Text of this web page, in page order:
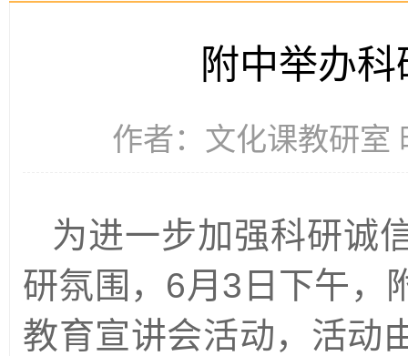
附中举办
作者：文化课教研室
为进一步加强科研诚
研氛围，6月3日下午，
教育宣讲会活动， 活动